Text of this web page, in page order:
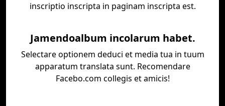
inscriptio inscripta in paginam inscripta est.
Jamendoalbum incolarum habet.
Selectare optionem deduci et media tua in tuum
apparatum translata sunt. Recomendare
Facebo.com collegis et amicis!